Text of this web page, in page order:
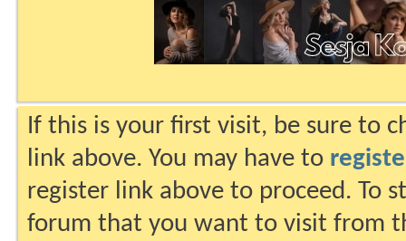
If this is your first visit, be sure to
link above. You may have to
register link above to proceed. To
forum that you want to visit from